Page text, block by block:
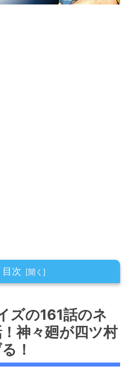
目次
死を告げる！
話のネタバレ最新話！
・リーパーが相討ち！？
話のネタバレ最新話！つ
ズの161話のネ
神々廻が四ツ村
！